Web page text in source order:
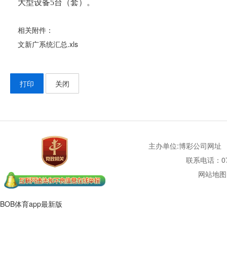
大型设备5台（套）。
相关附件：
文新广系统汇总.xls
打印 关闭
主办单位:博彩公司网址
联系电话：
网站地图
BOB体育app最新版